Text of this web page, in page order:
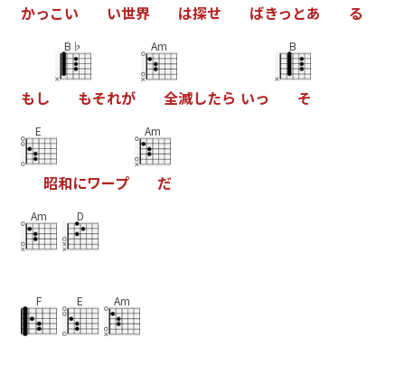
かっこい い世界 は探せ ばきっ とあ る
もし
B♭
もそれが
Am
全滅したら いっ
B
そ
E
昭和にワープ
Am
だ
Am D
F E Am